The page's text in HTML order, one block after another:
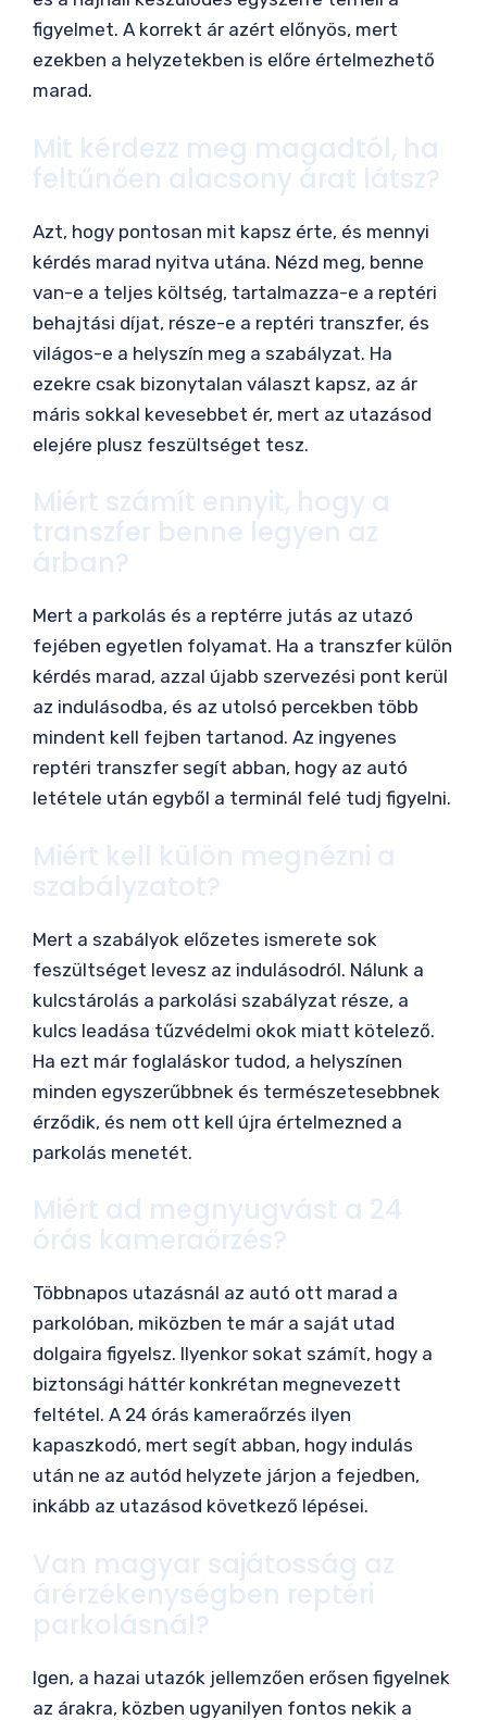
figyelmet. A korrekt ár azért előnyös, mert
ezekben a helyzetekben is előre értelmezhető
marad.
Mit kérdezz meg magadtól, ha
feltűnően alacsony árat látsz?
Azt, hogy pontosan mit kapsz érte, és mennyi
kérdés marad nyitva utána. Nézd meg, benne
van-e a teljes költség, tartalmazza-e a reptéri
behajtási díjat, része-e a reptéri transzfer, és
világos-e a helyszín meg a szabályzat. Ha
ezekre csak bizonytalan választ kapsz, az ár
máris sokkal kevesebbet ér, mert az utazásod
elejére plusz feszültséget tesz.
Miért számít ennyit, hogy a
transzfer benne legyen az
árban?
Mert a parkolás és a reptérre jutás az utazó
fejében egyetlen folyamat. Ha a transzfer külön
kérdés marad, azzal újabb szervezési pont kerül
az indulásodba, és az utolsó percekben több
mindent kell fejben tartanod. Az ingyenes
reptéri transzfer segít abban, hogy az autó
letétele után egyből a terminál felé tudj figyelni.
Miért kell külön megnézni a
szabályzatot?
Mert a szabályok előzetes ismerete sok
feszültséget levesz az indulásodról. Nálunk a
kulcstárolás a parkolási szabályzat része, a
kulcs leadása tűzvédelmi okok miatt kötelező.
Ha ezt már foglaláskor tudod, a helyszínen
minden egyszerűbbnek és természetesebbnek
érződik, és nem ott kell újra értelmezned a
parkolás menetét.
Miért ad megnyugvást a 24
órás kameraőrzés?
Többnapos utazásnál az autó ott marad a
parkolóban, miközben te már a saját utad
dolgaira figyelsz. Ilyenkor sokat számít, hogy a
biztonsági háttér konkrétan megnevezett
feltétel. A 24 órás kameraőrzés ilyen
kapaszkodó, mert segít abban, hogy indulás
után ne az autód helyzete járjon a fejedben,
inkább az utazásod következő lépései.
Van magyar sajátosság az
árérzékenységben reptéri
parkolásnál?
Igen, a hazai utazók jellemzően erősen figyelnek
az árakra, közben ugyanilyen fontos nekik a